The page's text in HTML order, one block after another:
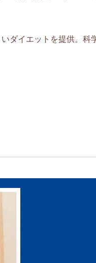
ダイエットを提供。科